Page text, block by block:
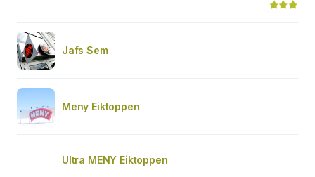
Jafs Sem
Meny Eiktoppen
Ultra MENY Eiktoppen